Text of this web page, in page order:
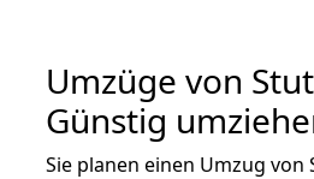
Umzüge von
Günstig
Sie planen einen Umzug